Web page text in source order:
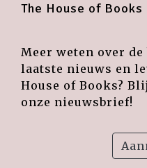
The House of
Meer weten over
laatste nieuws en
House of Books?
onze nieuwsbrief!